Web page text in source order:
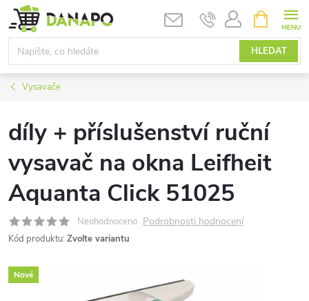
Přejít
na
obsah
HLEDAT
NÁKUPNÍ
KOŠÍK
Vysavače
díly + příslušenství ruční
vysavač na okna Leifheit
Aquanta Click 51025
Neohodnoceno Podrobnosti hodnocení
Kód produktu: Zvolte variantu
Nové